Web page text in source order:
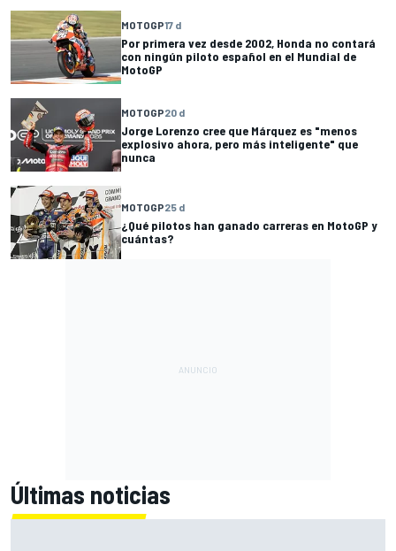
MOTOGP17 d
Por primera vez desde 2002, Honda no contará
con ningún piloto español en el Mundial de
MotoGP
MOTOGP20 d
Jorge Lorenzo cree que Márquez es "menos
explosivo ahora, pero más inteligente" que
nunca
MOTOGP25 d
¿Qué pilotos han ganado carreras en MotoGP y
cuántas?
Últimas noticias